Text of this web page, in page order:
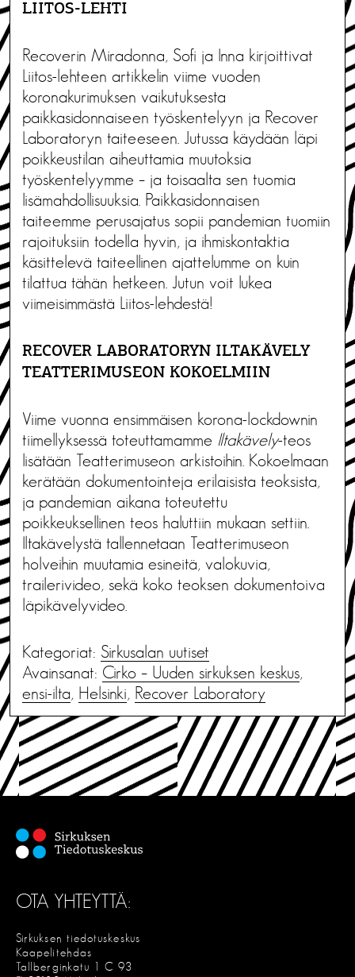
LIITOS-LEHTI
Recoverin Miradonna, Sofi ja Inna kirjoittivat
Liitos-lehteen artikkelin viime vuoden
koronakurimuksen vaikutuksesta
paikkasidonnaiseen työskentelyyn ja Recover
Laboratoryn taiteeseen. Jutussa käydään läpi
poikkeustilan aiheuttamia muutoksia
työskentelyymme – ja toisaalta sen tuomia
lisämahdollisuuksia. Paikkasidonnaisen
taiteemme perusajatus sopii pandemian tuomiin
rajoituksiin todella hyvin, ja ihmiskontaktia
käsittelevä taiteellinen ajattelumme on kuin
tilattua tähän hetkeen. Jutun voit lukea
viimeisimmästä Liitos-lehdestä!
RECOVER LABORATORYN ILTAKÄVELY
TEATTERIMUSEON KOKOELMIIN
Viime vuonna ensimmäisen korona-lockdownin
tiimellyksessä toteuttamamme Iltakävely-teos
lisätään Teatterimuseon arkistoihin. Kokoelmaan
kerätään dokumentointeja erilaisista teoksista,
ja pandemian aikana toteutettu
poikkeuksellinen teos haluttiin mukaan settiin.
Iltakävelystä tallennetaan Teatterimuseon
holveihin muutamia esineitä, valokuvia,
trailerivideo, sekä koko teoksen dokumentoiva
läpikävelyvideo.
Kategoriat: Sirkusalan uutiset
Avainsanat: Cirko – Uuden sirkuksen keskus,
ensi-ilta, Helsinki, Recover Laboratory
OTA YHTEYTTÄ:
Sirkuksen tiedotuskeskus
Kaapelitehdas
Tallberginkatu 1 C 93